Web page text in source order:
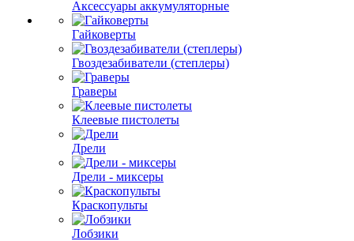
Аксессуары аккумуляторные
Гайковерты
Гвоздезабиватели (степлеры)
Граверы
Клеевые пистолеты
Дрели
Дрели - миксеры
Краскопульты
Лобзики